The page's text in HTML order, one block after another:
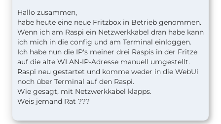
Hallo zusammen,
habe heute eine neue Fritzbox in Betrieb genommen.
Wenn ich am Raspi ein Netzwerkkabel dran habe kann
ich mich in die config und am Terminal einloggen.
Ich habe nun die IP's meiner drei Raspis in der Fritze
auf die alte WLAN-IP-Adresse manuell umgestellt.
Raspi neu gestartet und komme weder in die WebUi
noch über Terminal auf den Raspi.
Wie gesagt, mit Netzwerkkabel klapps.
Weis jemand Rat ???